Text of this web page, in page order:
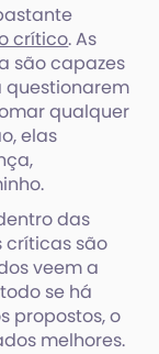
crítico. As
são capazes
questionarem
qualquer
elas
das
críticas são
veem a
se há
propostos, o
melhores.